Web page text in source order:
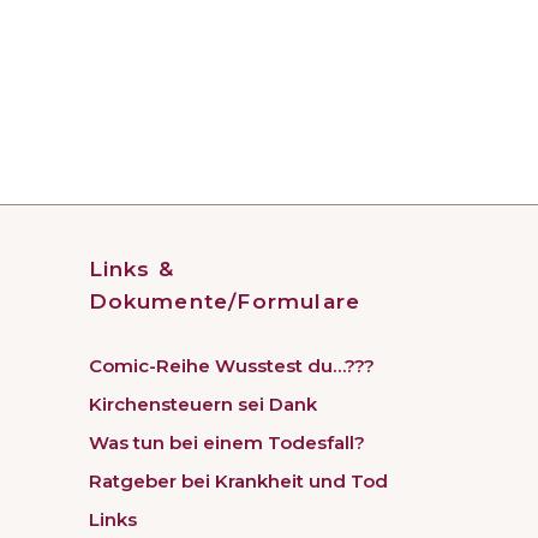
Links &
Dokumente/Formulare
Comic-Reihe Wusstest du…???
Kirchensteuern sei Dank
Was tun bei einem Todesfall?
Ratgeber bei Krankheit und Tod
Links